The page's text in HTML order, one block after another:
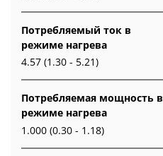
Потребляемый ток в
режиме нагрева
4.57 (1.30 - 5.21)
Потребляемая мощность в
режиме нагрева
1.000 (0.30 - 1.18)